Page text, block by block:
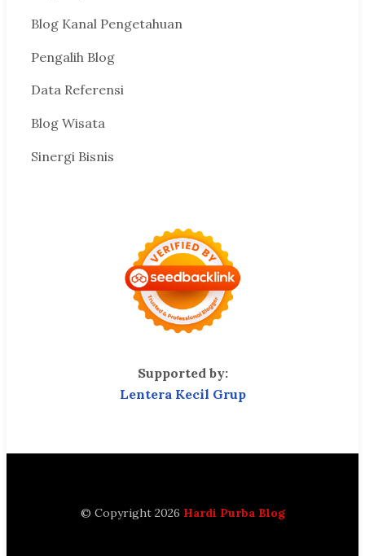
Blog Kanal Pengetahuan
Pengalih Blog
Data Referensi
Blog Wisata
Sinergi Bisnis
Supported by:
Lentera Kecil Grup
© Copyright 2026 Hardi Purba Blog